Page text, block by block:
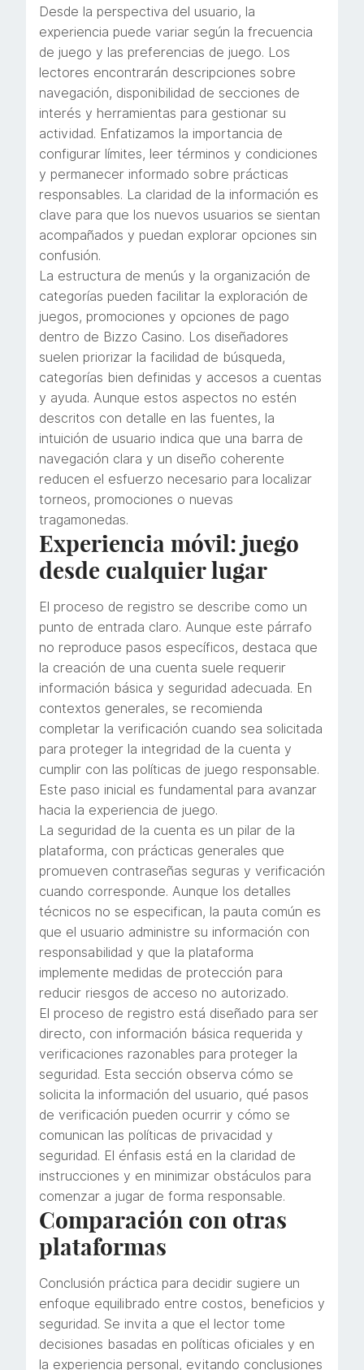
Desde la perspectiva del usuario, la
experiencia puede variar según la frecuencia
de juego y las preferencias de juego. Los
lectores encontrarán descripciones sobre
navegación, disponibilidad de secciones de
interés y herramientas para gestionar su
actividad. Enfatizamos la importancia de
configurar límites, leer términos y condiciones
y permanecer informado sobre prácticas
responsables. La claridad de la información es
clave para que los nuevos usuarios se sientan
acompañados y puedan explorar opciones sin
confusión.
La estructura de menús y la organización de
categorías pueden facilitar la exploración de
juegos, promociones y opciones de pago
dentro de Bizzo Casino. Los diseñadores
suelen priorizar la facilidad de búsqueda,
categorías bien definidas y accesos a cuentas
y ayuda. Aunque estos aspectos no estén
descritos con detalle en las fuentes, la
intuición de usuario indica que una barra de
navegación clara y un diseño coherente
reducen el esfuerzo necesario para localizar
torneos, promociones o nuevas
tragamonedas.
Experiencia móvil: juego
desde cualquier lugar
El proceso de registro se describe como un
punto de entrada claro. Aunque este párrafo
no reproduce pasos específicos, destaca que
la creación de una cuenta suele requerir
información básica y seguridad adecuada. En
contextos generales, se recomienda
completar la verificación cuando sea solicitada
para proteger la integridad de la cuenta y
cumplir con las políticas de juego responsable.
Este paso inicial es fundamental para avanzar
hacia la experiencia de juego.
La seguridad de la cuenta es un pilar de la
plataforma, con prácticas generales que
promueven contraseñas seguras y verificación
cuando corresponde. Aunque los detalles
técnicos no se especifican, la pauta común es
que el usuario administre su información con
responsabilidad y que la plataforma
implemente medidas de protección para
reducir riesgos de acceso no autorizado.
El proceso de registro está diseñado para ser
directo, con información básica requerida y
verificaciones razonables para proteger la
seguridad. Esta sección observa cómo se
solicita la información del usuario, qué pasos
de verificación pueden ocurrir y cómo se
comunican las políticas de privacidad y
seguridad. El énfasis está en la claridad de
instrucciones y en minimizar obstáculos para
comenzar a jugar de forma responsable.
Comparación con otras
plataformas
Conclusión práctica para decidir sugiere un
enfoque equilibrado entre costos, beneficios y
seguridad. Se invita a que el lector tome
decisiones basadas en políticas oficiales y en
la experiencia personal, evitando conclusiones